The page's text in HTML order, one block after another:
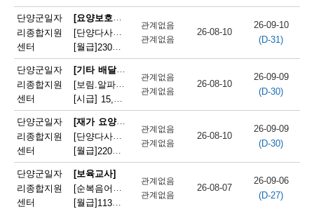
단양군일자
리종합지원
센터
[요양보호사(노인요양사)]
[단양다사랑노인요양원] 시설 요양보호사 모집
[월급] 230만원
관계없음
관계없음
26-08-10
26-09-10
(D-31)
단양군일자
리종합지원
센터
[기타 배달원(비정기 배달원)]
[보림.알파(단양점)] 매장 정리 및 배달원 모집
[시급] 15,000원 | 충청북도 단양군 단양읍 중앙2로 2
관계없음
관계없음
26-08-10
26-09-09
(D-30)
단양군일자
리종합지원
센터
[재가 요양보호사]
[단양다사랑노인요양원] 주간보호 요양보호사 모집
[월급] 220만원
관계없음
관계없음
26-08-10
26-09-09
(D-30)
단양군일자
리종합지원
센터
[보육교사]
[순복음어린이집] 순복음어린이집 보육교사(오전보조) 모집
[월급] 113만원
관계없음
관계없음
26-08-07
26-09-06
(D-27)
채
용
정
보
오
늘
마
감
되